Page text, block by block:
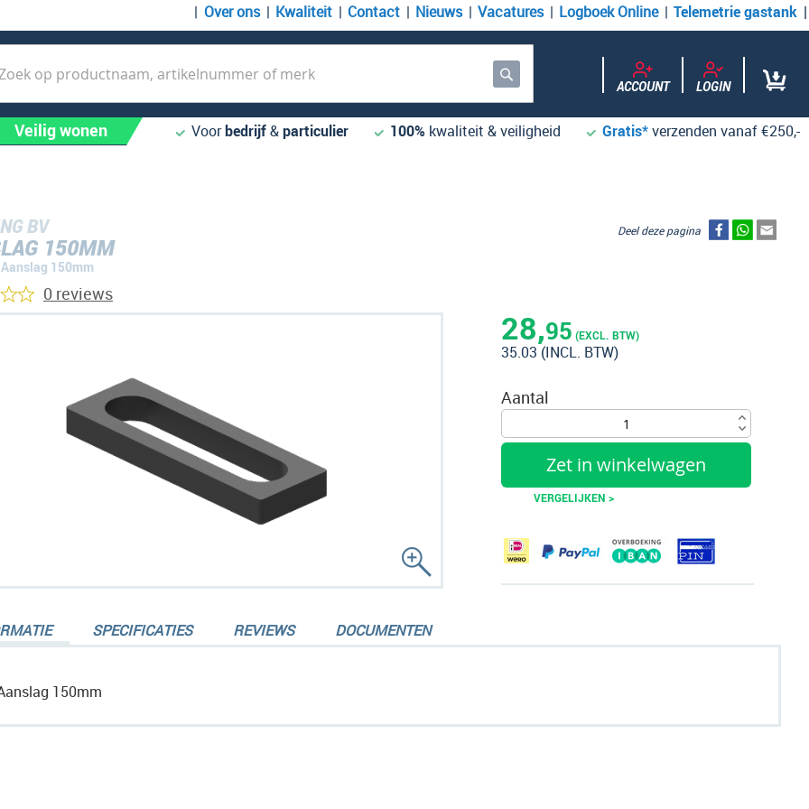
Over ons Kwaliteit Contact Nieuws Vacatures Logboek Online Telemetrie gastank
Zoek ACCOUNT LOGIN
Veilig wonen Voorbedrijf&particulier 100% kwaliteit & veiligheid Gratis*verzenden vanaf €250,-
BV
150MM
Aanslag 150mm
28,95 (EXCL. BTW)
35.03 (INCL. BTW)
Aantal
Zet in winkelwagen
VERGELIJKEN >
Deel deze pagina
0 reviews
150mm
SPECIFICATIES REVIEWS DOCUMENTEN